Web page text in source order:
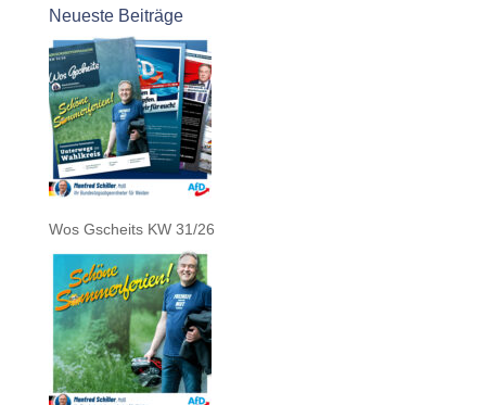
Neueste Beiträge
Wos Gscheits KW 31/26